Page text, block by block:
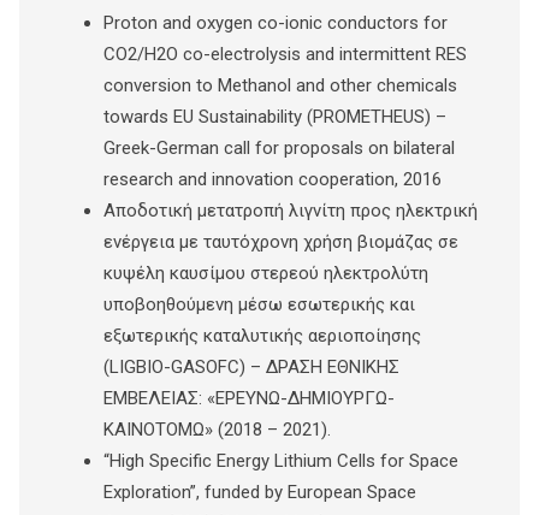
Proton and oxygen co-ionic conductors for
CO2/H2O co-electrolysis and intermittent RES
conversion to Methanol and other chemicals
towards EU Sustainability (PROMETHEUS) –
Greek-German call for proposals on bilateral
research and innovation cooperation, 2016
Αποδοτική μετατροπή λιγνίτη προς ηλεκτρική
ενέργεια με ταυτόχρονη χρήση βιομάζας σε
κυψέλη καυσίμου στερεού ηλεκτρολύτη
υποβοηθούμενη μέσω εσωτερικής και
εξωτερικής καταλυτικής αεριοποίησης
(LIGBIO-GASOFC) – ΔΡΑΣΗ ΕΘΝΙΚΗΣ
ΕΜΒΕΛΕΙΑΣ: «ΕΡΕΥΝΩ-ΔΗΜΙΟΥΡΓΩ-
ΚΑΙΝΟΤΟΜΩ» (2018 – 2021).
“High Specific Energy Lithium Cells for Space
Exploration”, funded by European Space